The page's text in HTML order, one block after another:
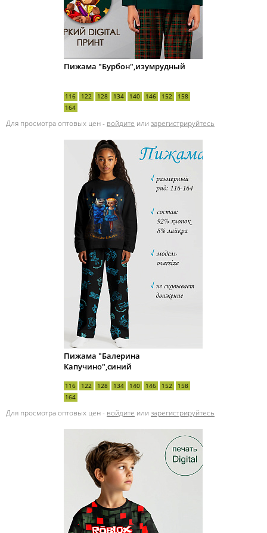
Пижама "Бурбон",изумрудный
116 122 128 134 140 146 152
158
164
Для просмотра оптовых цен - войдите или зарегистрируйтесь
Пижама "Балерина
Капучино",синий
116 122 128 134 140 146 152
158
164
Для просмотра оптовых цен - войдите или зарегистрируйтесь